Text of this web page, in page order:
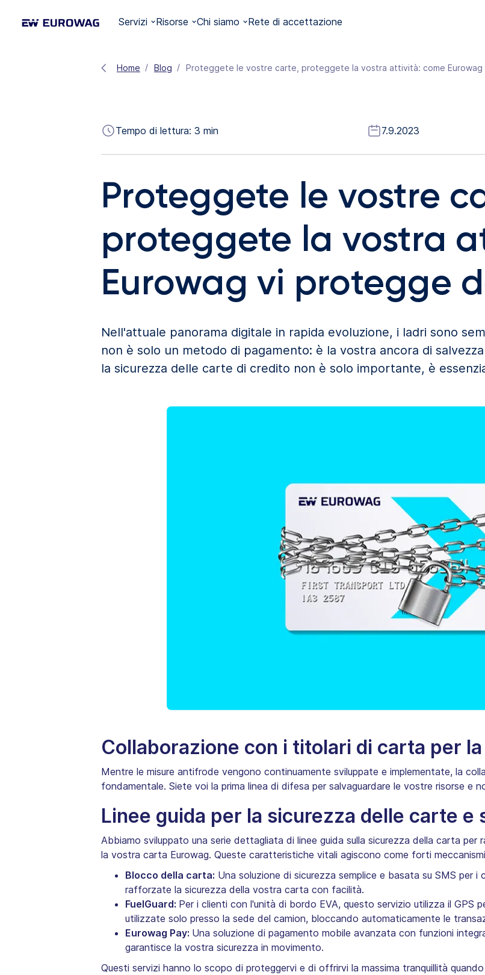
Servizi Risorse Chi siamo Rete di accettazione
Home Blog Proteggete le vostre carte, proteggete la vostra attività: come
Tempo di lettura: 3 min 7.9.2023
Proteggete le vostre
proteggete la vostra
Eurowag vi protegge
Nell'attuale panorama digitale in rapida evoluzione, i ladri sono
non è solo un metodo di pagamento: è la vostra ancora di
la sicurezza delle carte di credito non è solo importante, è
Collaborazione con i titolari di carta per
Mentre le misure antifrode vengono continuamente sviluppate e implementate, la
fondamentale. Siete voi la prima linea di difesa per salvaguardare le vostre risorse e
Linee guida per la sicurezza delle carte e
Abbiamo sviluppato una serie dettagliata di linee guida sulla sicurezza della carta
la vostra carta Eurowag. Queste caratteristiche vitali agiscono come forti
Blocco della carta: Una soluzione di sicurezza semplice e basata su SMS per i
rafforzate la sicurezza della vostra carta con facilità.
FuelGuard: Per i clienti con l'unità di bordo EVA, questo servizio utilizza il GPS
utilizzate solo presso la sede del camion, bloccando automaticamente le
Eurowag Pay: Una soluzione di pagamento mobile avanzata con funzioni
garantisce la vostra sicurezza in movimento.
Questi servizi hanno lo scopo di proteggervi e di offrirvi la massima tranquillità